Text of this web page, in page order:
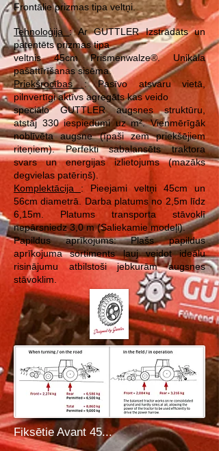
Frontālie prizmas tipa veltņi.
Tehnoloģija: Ar GUTTLER Izstrādāts un
patentēts prizmas tipa
veltnis 45cm Prismenwalze®. Unikāla
pašattīrīšanas sisēma.
Priekšrocības: Pasīvo atsvaru vietā,
pilnvertīgi aktīvs agregāts kas veido
speciālo GUTTLER augsnes struktūru,
atstāj 330 iespiedumi uz m². Vienmērīgāk
noblīvēta augsne (īpaši zem priekšējiem
riteņiem). Perfekti sabalansēts traktora
svars un energijas izlietojums (mazāks
degvielas patēriņš).
Komplektācija : Pieejami veltņi 45cm un
56cm diametrā. Darba platums no 2,5m līdz
6,15m. Platums transporta stāvoklī
nepārsniedz 3,0 m (Saliekamie modeļi).
Papildus aprīkojums: Plašs papildus
aprīkojuma sortiments ļauj veidot ideālu
risinājumu atbilstoši jebkurām augsnes
stāvoklim.
Fiksētie Avant 45...